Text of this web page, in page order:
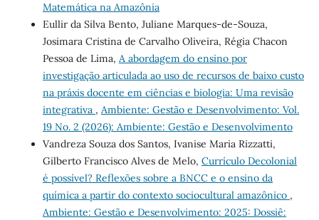
Matemática na Amazônia
Eullir da Silva Bento, Juliane Marques-de-Souza,
Josimara Cristina de Carvalho Oliveira, Régia Chacon
Pessoa de Lima, A abordagem do ensino por
investigação articulada ao uso de recursos de baixo custo
na práxis docente em ciências e biologia: Uma revisão
integrativa , Ambiente: Gestão e Desenvolvimento: Vol.
19 No. 2 (2026): Ambiente: Gestão e Desenvolvimento
Vandreza Souza dos Santos, Ivanise Maria Rizzatti,
Gilberto Francisco Alves de Melo, Currículo Decolonial
é possível? Reflexões sobre a BNCC e o ensino da
química a partir do contexto sociocultural amazônico ,
Ambiente: Gestão e Desenvolvimento: 2025: Dossiê: